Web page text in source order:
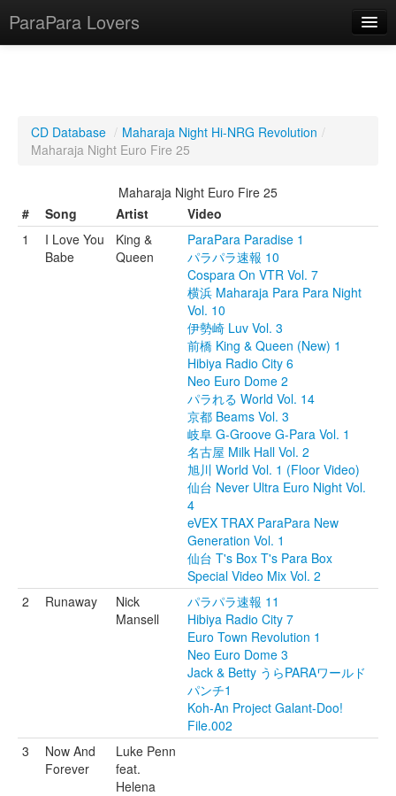
ParaPara Lovers
ParaPara Video Database
TechPara Video Database
CD Database
Lesson Database
CD Database / Maharaja Night Hi-NRG Revolution /
Maharaja Night Euro Fire 25
Maharaja Night Euro Fire 25
#
Song Artist
Video
1
I Love You
Babe
King &
Queen
ParaPara Paradise 1
パラパラ速報 10
Cospara On VTR Vol. 7
横浜 Maharaja Para Para Night
Vol. 10
伊勢崎 Luv Vol. 3
前橋 King & Queen (New) 1
Hibiya Radio City 6
Neo Euro Dome 2
パラれる World Vol. 14
京都 Beams Vol. 3
岐阜 G-Groove G-Para Vol. 1
名古屋 Milk Hall Vol. 2
旭川 World Vol. 1 (Floor Video)
仙台 Never Ultra Euro Night Vol.
4
eVEX TRAX ParaPara New
Generation Vol. 1
仙台 T's Box T's Para Box
Special Video Mix Vol. 2
2
Runaway
Nick
Mansell
パラパラ速報 11
Hibiya Radio City 7
Euro Town Revolution 1
Neo Euro Dome 3
Jack & Betty うらPARAワールド
パンチ1
Koh-An Project Galant-Doo!
File.002
3
Now And
Forever
Luke Penn
feat.
Helena